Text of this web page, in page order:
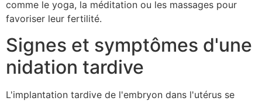
comme le yoga, la méditation ou les massages pour
favoriser leur fertilité.
Signes et symptômes d'une
nidation tardive
L'implantation tardive de l'embryon dans l'utérus se